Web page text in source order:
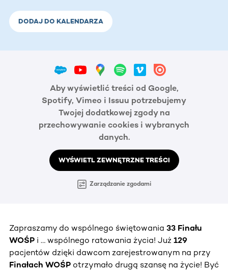
DODAJ DO KALENDARZA
Aby wyświetlić treści od Google,
Spotify, Vimeo i Issuu potrzebujemy
Twojej dodatkowej zgody na
przechowywanie cookies i wybranych
danych.
WYŚWIETL ZEWNĘTRZNE TREŚCI
Zarządzanie zgodami
Zapraszamy do wspólnego świętowania 33 Finału
WOŚP i … wspólnego ratowania życia! Już 129
pacjentów dzięki dawcom zarejestrowanym na przy
Finałach WOŚP otrzymało drugą szansę na życie! Być